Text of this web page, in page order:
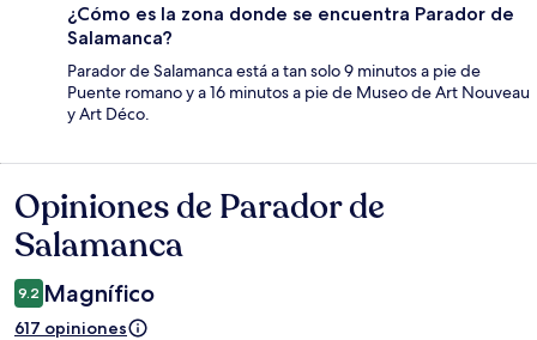
¿Cómo es la zona donde se encuentra Parador de
Salamanca?
Parador de Salamanca está a tan solo 9 minutos a pie de
Puente romano y a 16 minutos a pie de Museo de Art Nouveau
y Art Déco.
Opiniones
Opiniones de Parador de
Salamanca
9.2 Magnífico
617 opiniones